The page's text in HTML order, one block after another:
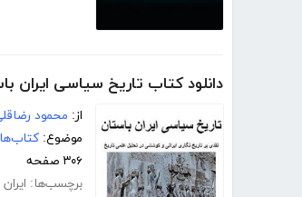
دانلود کتاب تاریخ سیاسی ایران
از: محمود
موضوع:
۳۰۶ صفحه
برچسب‌ها: